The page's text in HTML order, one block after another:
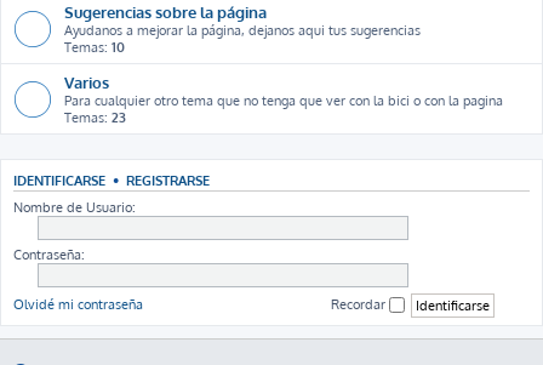
Sugerencias sobre la página
Ayudanos a mejorar la página, dejanos aqui tus sugerencias
Temas: 10
Varios
Para cualquier otro tema que no tenga que ver con la bici o con la pagina
Temas: 23
IDENTIFICARSE • REGISTRARSE
Nombre de Usuario:
Contraseña:
Olvidé mi contraseña Recordar